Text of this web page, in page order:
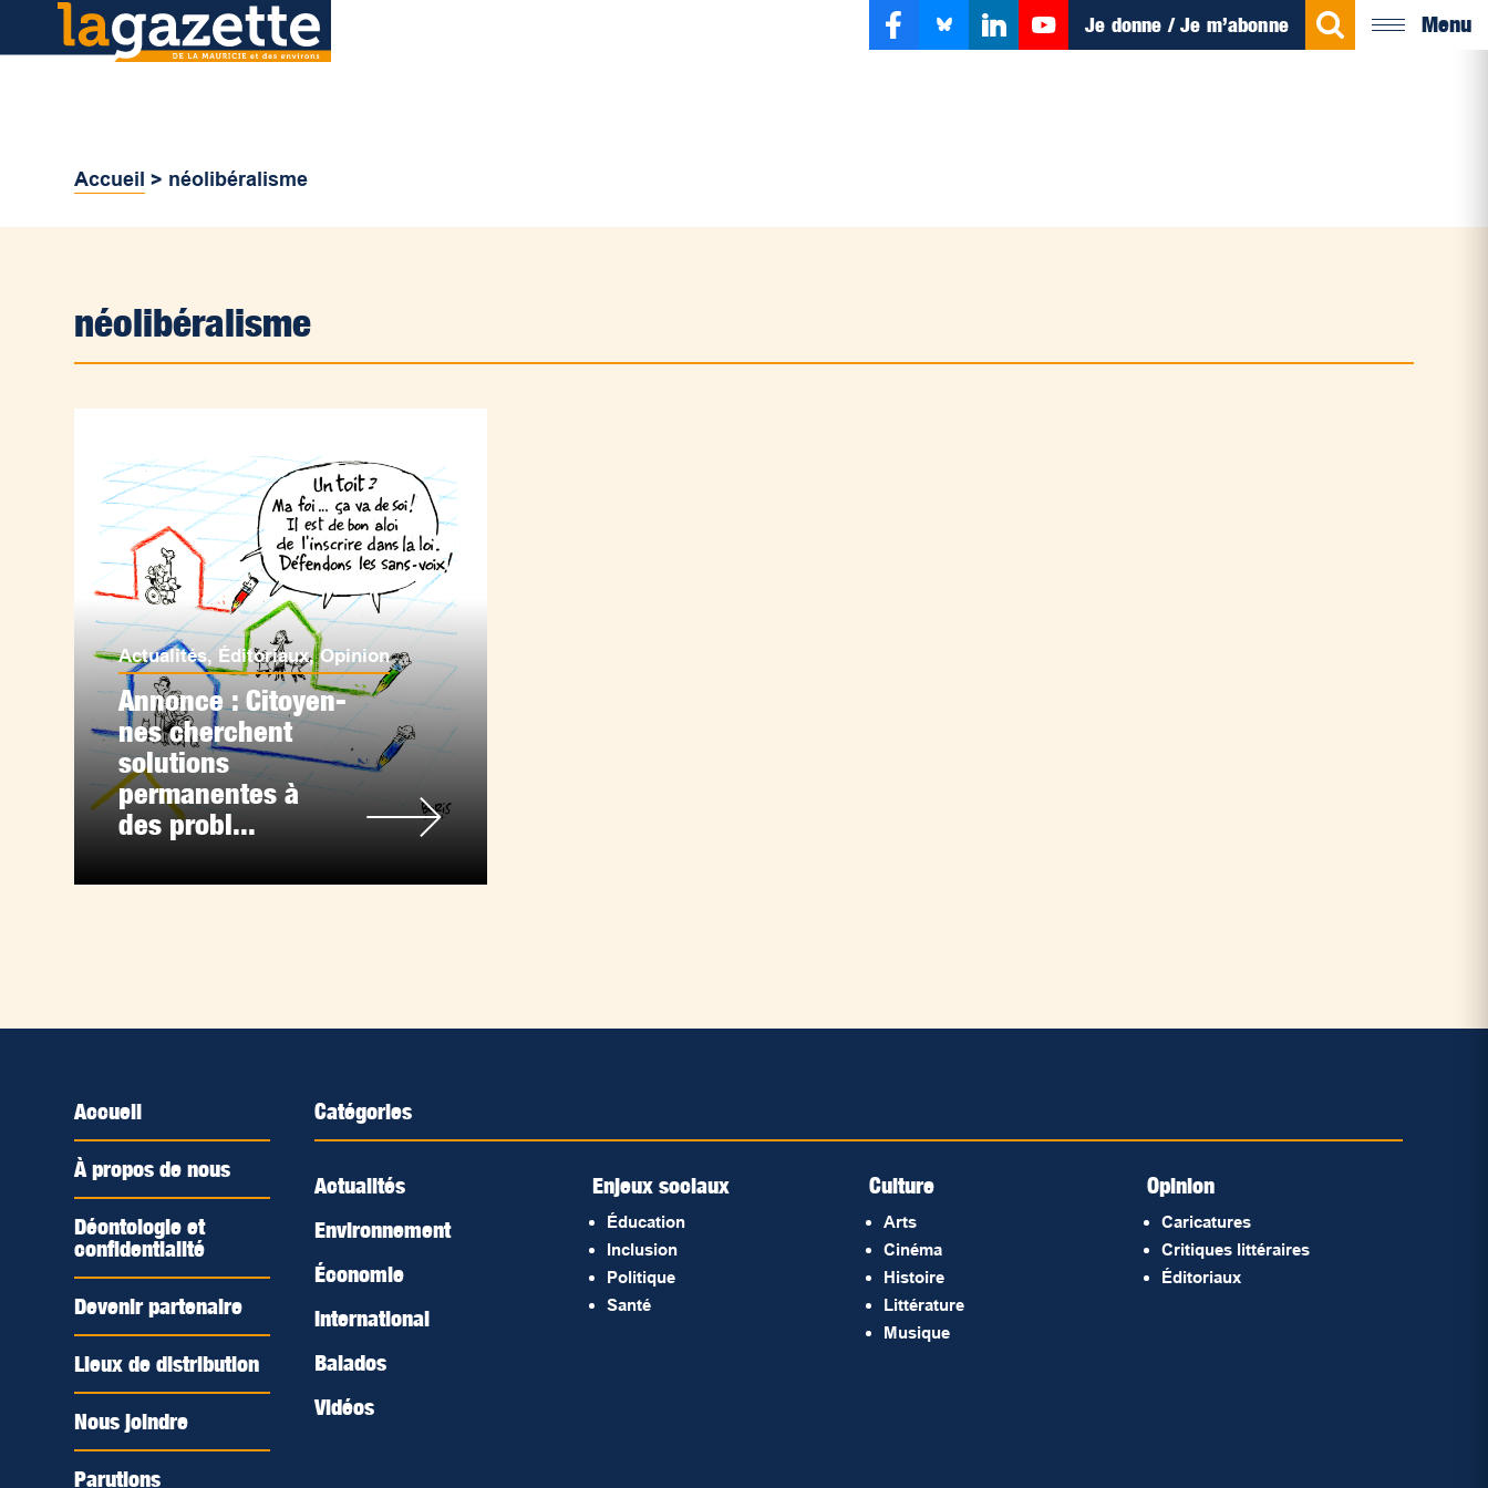
Je donne / Je m’abonne Menu
Accueil > néolibéralisme
néolibéralisme
Actualités, Éditoriaux,Opinion
Annonce : Citoyen-
nes cherchent
solutions
permanentes à
des probl...
Accueil
À propos de nous
Déontologie et
confidentialité
Devenir partenaire
Lieux de distribution
Nous joindre
Parutions
Catégories
Actualités
Environnement
Économie
International
Balados
Vidéos
Enjeux sociaux
Éducation
Inclusion
Politique
Santé
Culture
Arts
Cinéma
Histoire
Littérature
Musique
Opinion
Caricatures
Critiques littéraires
Éditoriaux